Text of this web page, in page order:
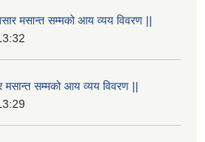
मसान्त सम्मको आय व्यय विवरण ||
सम्मको आय व्यय विवरण ||